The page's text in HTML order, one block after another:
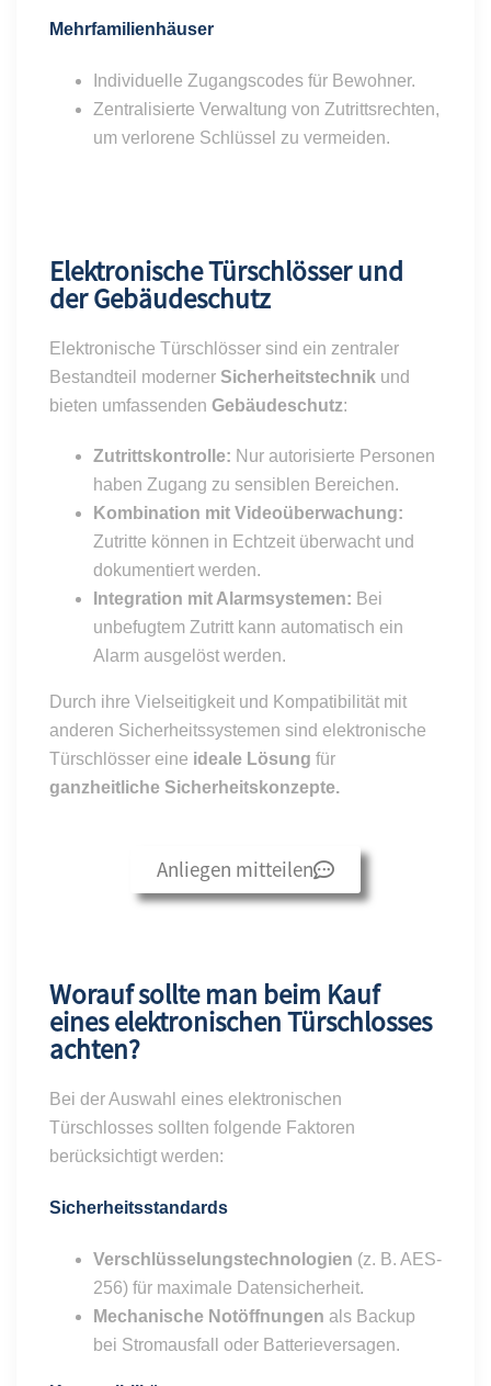
Mehrfamilienhäuser
Individuelle Zugangscodes für Bewohner.
Zentralisierte Verwaltung von Zutrittsrechten,
um verlorene Schlüssel zu vermeiden.
Elektronische Türschlösser und
der Gebäudeschutz
Elektronische Türschlösser sind ein zentraler
Bestandteil moderner Sicherheitstechnik und
bieten umfassenden Gebäudeschutz:
Zutrittskontrolle: Nur autorisierte Personen
haben Zugang zu sensiblen Bereichen.
Kombination mit Videoüberwachung:
Zutritte können in Echtzeit überwacht und
dokumentiert werden.
Integration mit Alarmsystemen: Bei
unbefugtem Zutritt kann automatisch ein
Alarm ausgelöst werden.
Durch ihre Vielseitigkeit und Kompatibilität mit
anderen Sicherheitssystemen sind elektronische
Türschlösser eine ideale Lösung für
ganzheitliche Sicherheitskonzepte.
Anliegen mitteilen
Worauf sollte man beim Kauf
eines elektronischen Türschlosses
achten?
Bei der Auswahl eines elektronischen
Türschlosses sollten folgende Faktoren
berücksichtigt werden:
Sicherheitsstandards
Verschlüsselungstechnologien (z. B. AES-
256) für maximale Datensicherheit.
Mechanische Notöffnungen als Backup
bei Stromausfall oder Batterieversagen.